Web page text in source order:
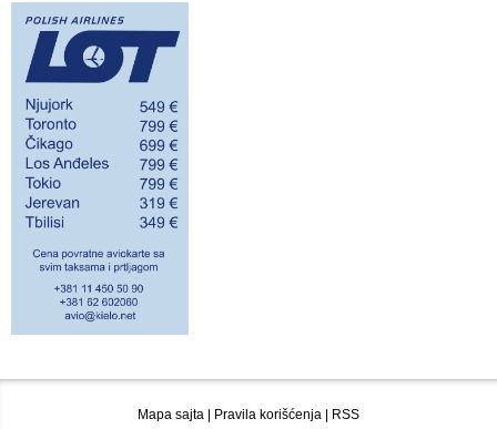
Mapa sajta Pravila korišćenja RSS